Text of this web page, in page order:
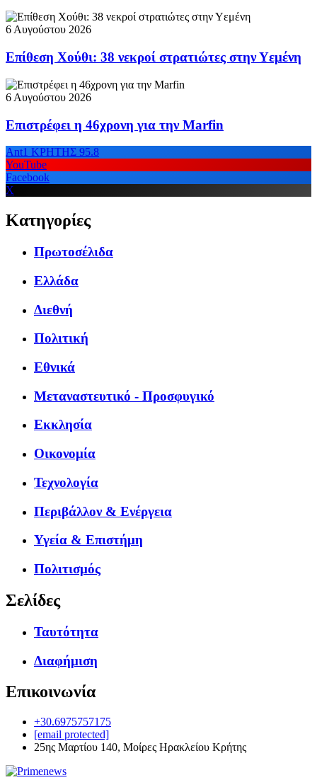
6 Αυγούστου 2026
Επίθεση Χούθι: 38 νεκροί στρατιώτες στην Υεμένη
6 Αυγούστου 2026
Επιστρέφει η 46χρονη για την Marfin
Ant1 ΚΡΗΤΗΣ 95.8
YouTube
Facebook
X
Κατηγορίες
Πρωτοσέλιδα
Ελλάδα
Διεθνή
Πολιτική
Εθνικά
Μεταναστευτικό - Προσφυγικό
Εκκλησία
Οικονομία
Τεχνολογία
Περιβάλλον & Ενέργεια
Υγεία & Επιστήμη
Πολιτισμός
Σελίδες
Ταυτότητα
Διαφήμιση
Επικοινωνία
+30.6975757175
[email protected]
25ης Μαρτίου 140, Μοίρες Ηρακλείου Κρήτης